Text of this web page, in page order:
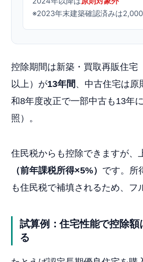
※2023年末建築確認済みは
控除期間は新築・買取再販住宅
以上）が13年間 、中古住宅は原
和8年度改正で一部中古も13年
照）。
住民税からも控除できますが、
（前年課税所得×5%） です。所
も住民税で補填されるため、フ
試算例：住宅性能で控除額
る